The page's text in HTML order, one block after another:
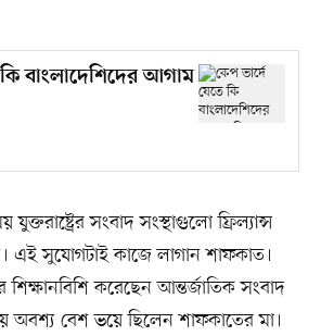
বাংলাদেশিদের আগাম
সংবাদ সংস্থাগুলো ফ্রিল্যান্স
এই সুযোগটাই কাজে লাগান শাফকাত।
করেছেন আন্তর্জাতিক সংবাদ
অবশ্য বেশ ভয়ে ছিলেন শাফকাতের মা।